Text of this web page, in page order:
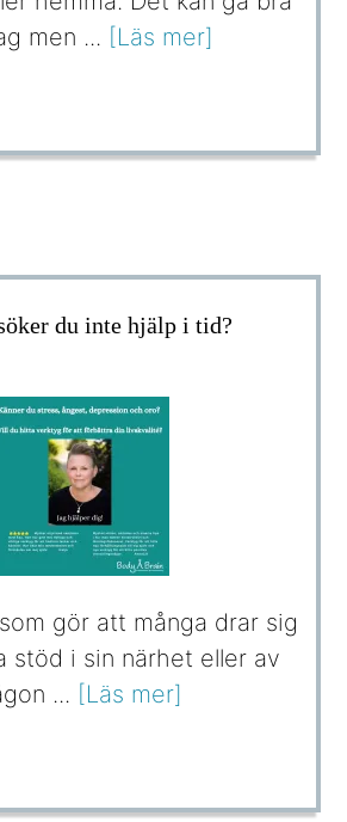
men ... [Läs mer]
du inte hjälp i tid?
gör att många drar sig
stöd i sin närhet eller av
... [Läs mer]